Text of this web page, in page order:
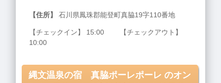
【住所】 石川県鳳珠郡能登町真脇19字110番地
【チェックイン】 15:00 【チェックアウト】
10:00
縄文温泉の宿 真脇ポーレポーレ のオン